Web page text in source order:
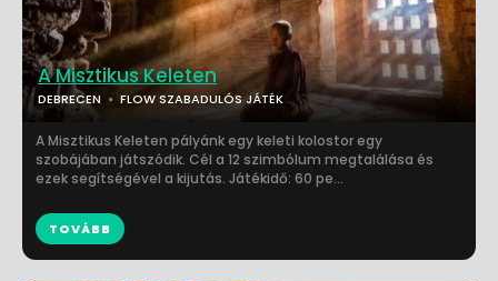
A Misztikus Keleten
DEBRECEN FLOW SZABADULÓS JÁTÉK
A Misztikus Keleten pályánk egy keleti kolostor egy
szobájában játszódik. Cél a 12 szimbólum megtalálása és
ezek segítségével a kijutás. Játékidő: 60 pe...
TOVÁBB